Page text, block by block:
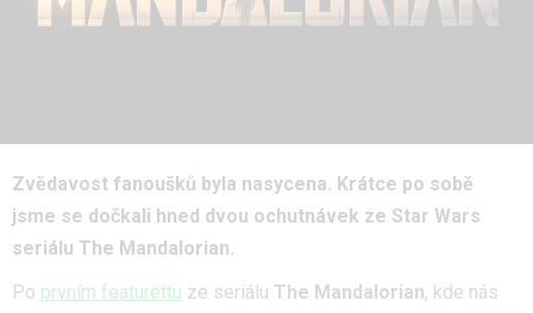
Zvědavost fanoušků byla nasycena. Krátce po sobě
jsme se dočkali hned dvou ochutnávek ze Star Wars
seriálu The Mandalorian.
Po prvním featurettu ze seriálu The Mandalorian, kde nás